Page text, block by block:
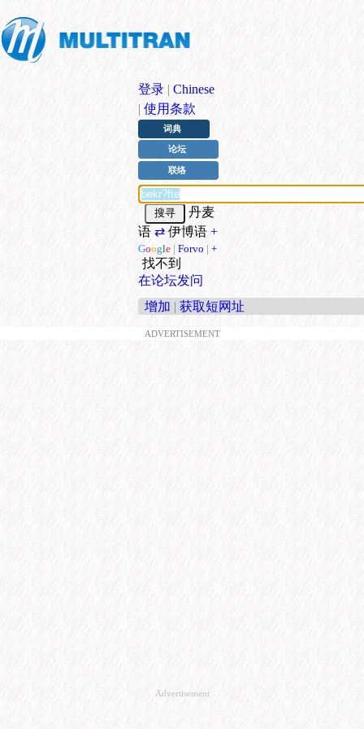
登录 | Chinese
| 使用条款
词典
论坛
联络
丹麦
语 ⇄伊博语 +
Google | Forvo | +
找不到
在论坛发问
增加 | 获取短网址
ADVERTISEMENT
Advertisement